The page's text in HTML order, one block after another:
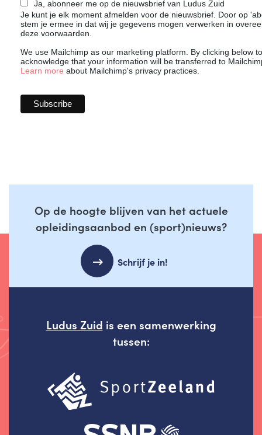
Ja, abonneer me op de nieuwsbrief van Ludus Zuid
Je kunt je elk moment afmelden voor de nieuwsbrief. Door op
stem je ermee in dat wij je gegevens mogen verwerken in
deze voorwaarden.
We use Mailchimp as our marketing platform. By clicking below
acknowledge that your information will be transferred to
Learn more about Mailchimp's privacy practices.
Op de hoogte blijven van het actuele
opleidingsaanbod en (sport)nieuws?
Schrijf je in!
Ludus Zuid is een samenwerking
tussen: